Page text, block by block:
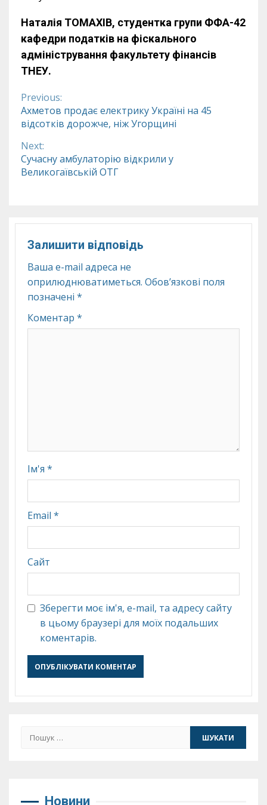
Наталія ТОМАХІВ, студентка групи ФФА-42
кафедри податків на фіскального
адміністрування факультету фінансів
ТНЕУ.
Continue
Reading
Previous:
Ахметов продає електрику Україні на 45
відсотків дорожче, ніж Угорщині
Next:
Сучасну амбулаторію відкрили у
Великогаївській ОТГ
Залишити відповідь
Ваша e-mail адреса не
оприлюднюватиметься. Обов’язкові поля
позначені *
Коментар *
Ім'я *
Email *
Сайт
Зберегти моє ім'я, e-mail, та адресу сайту
в цьому браузері для моїх подальших
коментарів.
Пошук:
Новини